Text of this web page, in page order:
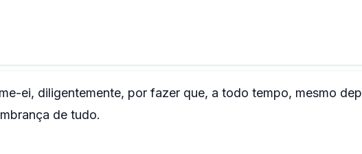
ei, diligentemente, por fazer que, a todo tempo, mesmo
de tudo.